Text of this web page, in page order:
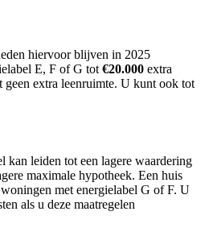
hiervoor blijven in 2025
E, F of G tot €20.000 extra
extra leenruimte. U kunt ook tot
kan leiden tot een lagere waardering
maximale hypotheek. Een huis
met energielabel G of F. U
als u deze maatregelen